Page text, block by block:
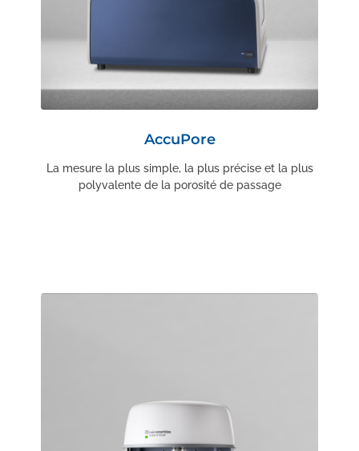
AccuPore
La mesure la plus simple, la plus précise et la plus
polyvalente de la porosité de passage